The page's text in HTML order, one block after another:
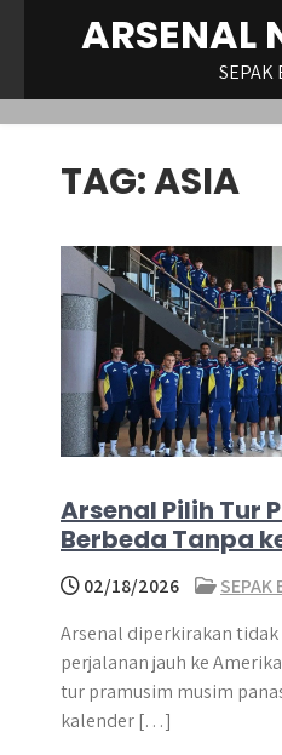
ARSENAL
SEPAK
TAG:ASIA
Arsenal Pilih Tur
Berbeda Tanpa
02/18/2026
SEPAK
Arsenal diperkirakan
perjalanan jauh ke
tur pramusim musim
kalender […]